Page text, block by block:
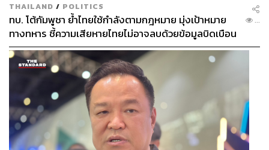
THAILAND / POLITICS
ทบ. โต้กัมพูชา ย้ำไทยใช้กำลังตามกฎหมาย มุ่งเป้าหมาย
ทางทหาร ชี้ความเสียหายไทยไม่อาจลบด้วยข้อมูลบิดเบือน
...